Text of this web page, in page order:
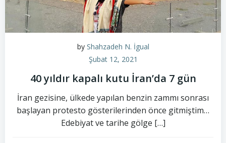
by Shahzadeh N. İgual
Şubat 12, 2021
40 yıldır kapalı kutu İran’da 7 gün
İran gezisine, ülkede yapılan benzin zammı sonrası
başlayan protesto gösterilerinden önce gitmiştim…
Edebiyat ve tarihe gölge […]